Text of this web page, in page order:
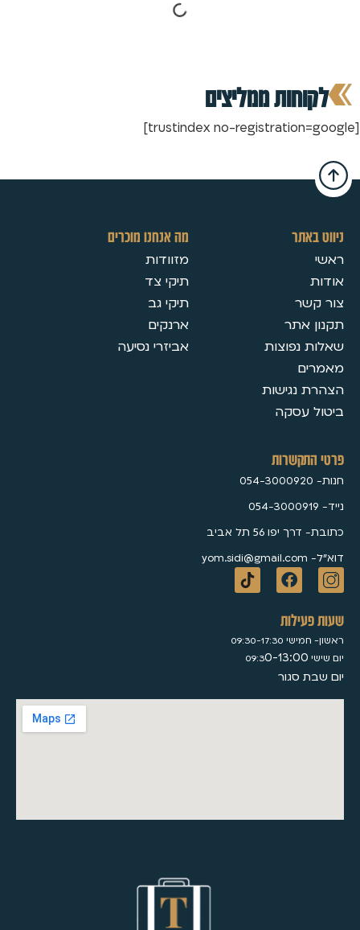
לקוחות ממליצים
[trustindex no-registration=google]
ניווט באתר
ראשי
אודות
צור קשר
תקנון אתר
שאלות נפוצות
מאמרים
הצהרת נגישות
ביטול עסקה
מה אנחנו מוכרים
מזוודות
תיקי צד
תיקי גב
ארנקים
אביזרי נסיעה
פרטי התקשרות
חנות- 054-3000920
נייד- 054-3000919
כתובת- דרך יפו 56 תל אביב
דוא״ל- yom.sidi@gmail.com
שעות פעילות
ראשון- חמישי 09:30-17:30
יום שישי 09:3 0-13:00
יום שבת סגור